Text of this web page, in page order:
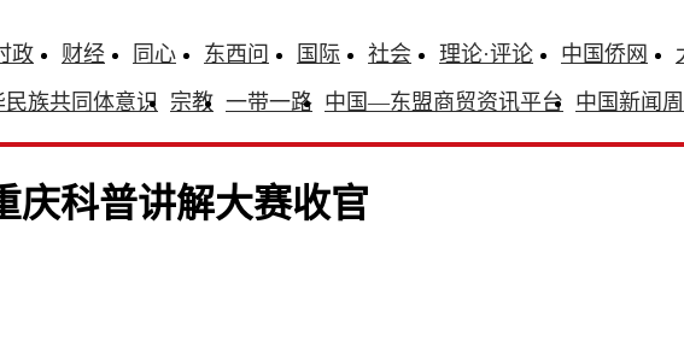
政 财经 同心 东西问 国际 社会 理论·评论 中国侨网
族共同体意识 宗教 一带一路 中国—东盟商贸资讯平台 中国新闻
庆科普讲解大赛收官